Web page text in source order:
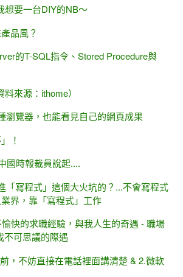
-- 選擇跟您一起上課的「同學」，是很
絕境求生、從遺跡中學習寫程式
一份Coding工作如何上手？)
講師之路(4) 沈澱，讓自己成長更快